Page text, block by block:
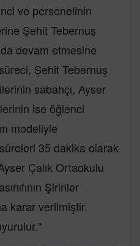
ve personelinin
Şehit Tebernuş
devam etmesine
Şehit Tebernuş
sabahçı, Ayser
ise öğlenci
modeliyle
35 dakika olarak
Çalık Ortaokulu
Şirinler
karar verilmiştir.